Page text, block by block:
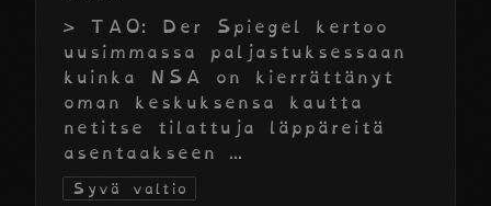
> TAO: Der Spiegel kertoo
uusimmassa paljastuksessaan
kuinka NSA on kierrättänyt
oman keskuksensa kautta
netitse tilattuja läppäreitä
asentaakseen ...
Syvä valtio